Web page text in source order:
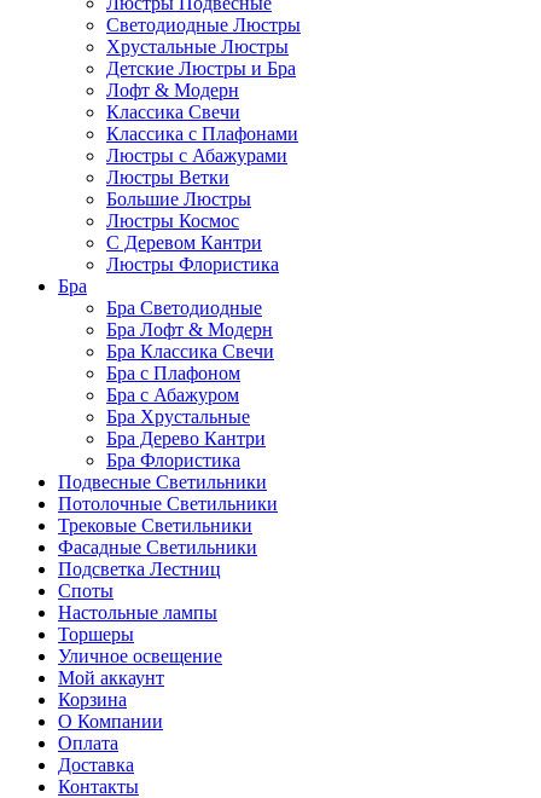
Светодиодные Люстры
Хрустальные Люстры
Детские Люстры и Бра
Лофт & Модерн
Классика Свечи
Классика с Плафонами
Люстры с Абажурами
Люстры Ветки
Большие Люстры
Люстры Космос
С Деревом Кантри
Люстры Флористика
Бра
Бра Светодиодные
Бра Лофт & Модерн
Бра Классика Свечи
Бра с Плафоном
Бра с Абажуром
Бра Хрустальные
Бра Дерево Кантри
Бра Флористика
Подвесные Светильники
Потолочные Светильники
Трековые Светильники
Фасадные Светильники
Подсветка Лестниц
Споты
Настольные лампы
Торшеры
Уличное освещение
Мой аккаунт
Корзина
О Компании
Оплата
Доставка
Контакты